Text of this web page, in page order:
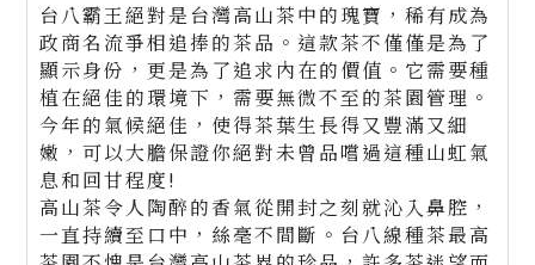
台八霸王絕對是台灣高山茶中的瑰寶，稀有成為
政商名流爭相追捧的茶品。這款茶不僅僅是為了
顯示身份，更是為了追求內在的價值。它需要種
植在絕佳的環境下，需要無微不至的茶園管理。
今年的氣候絕佳，使得茶葉生長得又豐滿又細
嫩，可以大膽保證你絕對未曾品嚐過這種山虹氣
息和回甘程度!
高山茶令人陶醉的香氣從開封之刻就沁入鼻腔，
一直持續至口中，絲毫不間斷。台八線種茶最高